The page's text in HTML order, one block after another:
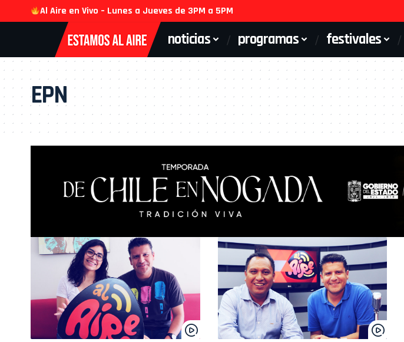
Al Aire en Vivo – Lunes a Jueves de 3PM a 5PM
noticias programas festivales
EPN